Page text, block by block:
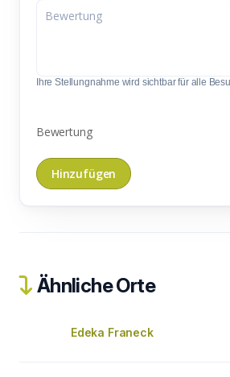
Ihre Stellungnahme wird sichtbar für alle
Bewertung
Ähnliche Orte
Edeka Franeck